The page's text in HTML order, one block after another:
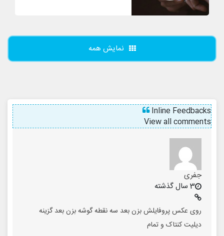
نمایش همه
Inline Feedbacks
View all comments
جفری
3 سال گذشته
روی عکس پروفایلش بزن بعد سه نقطه گوشه بزن بعد گزینه
دیلیت کنتاک و تمام